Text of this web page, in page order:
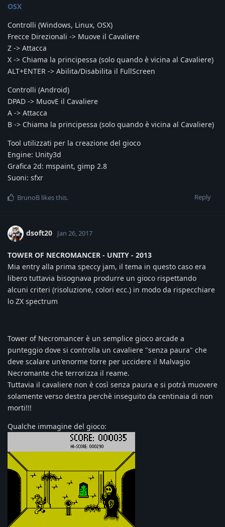
OSX
Controlli (Windows, Linux, OSX)
Frecce Direzionali -> Muove il Cavaliere
Z -> Attacca
X -> Chiama la principessa (solo quando è vicina al Cavaliere)
ALT+ENTER -> Abilita/Disabilita il FullScreen
Controlli (Android)
DPAD -> MuovE il Cavaliere
A -> Attacca
B -> Chiama la principessa (solo quando è vicina al Cavaliere)
Tool utilizzati per la creazione del gioco
Engine: Unity3d
Grafica 2d: mspaint, gimp 2.8
Suoni: sfxr
Reply
BrunoB likes this.
dsoft20 Jan 26, 2017
TOWER OF NECROMANCER - UNITY - 2013
Mia entry alla prima speccy jam, il tema in questo caso era
libero tuttavia bisognava produrre un gioco rispettando
alcuni criteri (risoluzione, colori ecc.) in modo da rispecchiare
lo ZX spectrum
Tower of Necromancer è un semplice gioco arcade a
punteggio dove si controlla un cavaliere "senza paura" che
deve scalare un'enorme torre per uccidere il Malvagio
Necromante che terrorizza il reame.
Tuttavia il cavaliere non è così senza paura e si potrà muovere
solamente verso destra perchè inseguito da centinaia di non
morti!!!
Qualche immagine del gioco: